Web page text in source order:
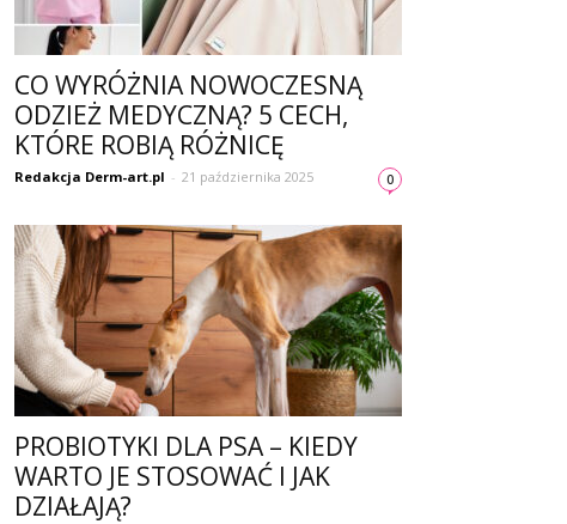
CO WYRÓŻNIA NOWOCZESNĄ
ODZIEŻ MEDYCZNĄ? 5 CECH,
KTÓRE ROBIĄ RÓŻNICĘ
Redakcja Derm-art.pl - 21 października 2025 0
PROBIOTYKI DLA PSA – KIEDY
WARTO JE STOSOWAĆ I JAK
DZIAŁAJĄ?